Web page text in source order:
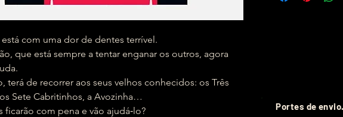
com uma dor de dentes terrível.
que está sempre a tentar enganar os outros, agora
terá de recorrer aos seus velhos conhecidos: os Três
Sete Cabritinhos, a Avozinha…
ficarão com pena e vão ajudá‑lo?
Portes de